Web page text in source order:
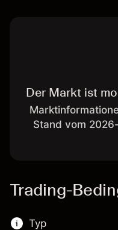
Der Markt ist
Stand vom
Trading-
Typ